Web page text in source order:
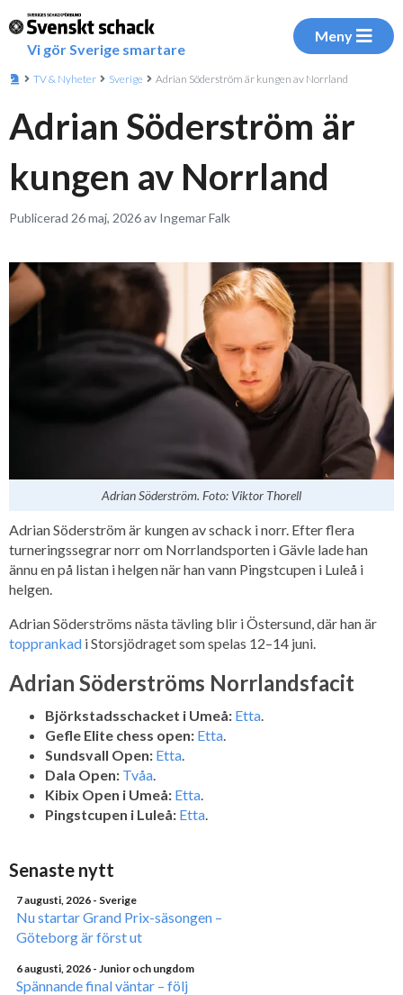
Vi gör Sverige smartare
Meny
TV & Nyheter Sverige Adrian Söderström är kungen av Norrland
Adrian Söderström är
kungen av Norrland
Publicerad 26 maj, 2026 av Ingemar Falk
Adrian Söderström. Foto: Viktor Thorell
Adrian Söderström är kungen av schack i norr. Efter flera
turneringssegrar norr om Norrlandsporten i Gävle lade han
ännu en på listan i helgen när han vann Pingstcupen i Luleå i
helgen.
Adrian Söderströms nästa tävling blir i Östersund, där han är
topprankad i Storsjödraget som spelas 12–14 juni.
Adrian Söderströms Norrlandsfacit
Björkstadsschacket i Umeå: Etta.
Gefle Elite chess open: Etta.
Sundsvall Open: Etta.
Dala Open: Tvåa.
Kibix Open i Umeå: Etta.
Pingstcupen i Luleå: Etta.
Senaste nytt
7 augusti, 2026 - Sverige
Nu startar Grand Prix-säsongen –
Göteborg är först ut
6 augusti, 2026 - Junior och ungdom
Spännande final väntar – följ